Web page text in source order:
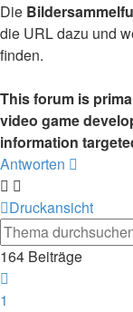
Die
die URL dazu und
finden.
This forum is
video game
information
Antworten
Druckansicht
164 Beiträge
1